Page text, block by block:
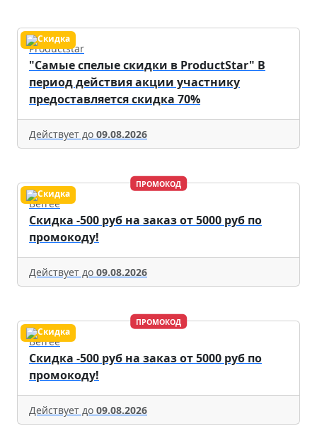
Productstar
"Самые спелые скидки в ProductStar" В
период действия акции участнику
предоставляется скидка 70%
Действует до 09.08.2026
ПРОМОКОД
Befree
Скидка -500 руб на заказ от 5000 руб по
промокоду!
Действует до 09.08.2026
ПРОМОКОД
Befree
Скидка -500 руб на заказ от 5000 руб по
промокоду!
Действует до 09.08.2026